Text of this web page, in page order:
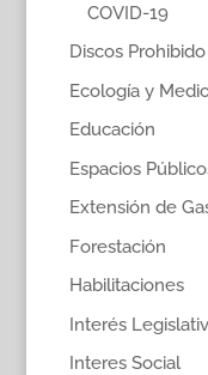
COVID-19
Discos
Ecología y
Educación
Espacios
Extensión de
Forestación
Habilitaciones
Interés
Interes Social